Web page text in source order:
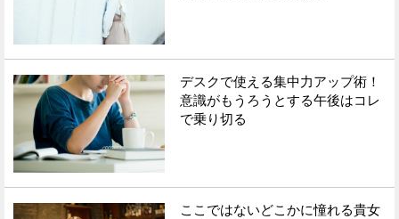
デスクで使える集中力アップ術！
意識がもうろうとする午後はコレ
で乗り切る
ここではないどこかに憧れる貴女